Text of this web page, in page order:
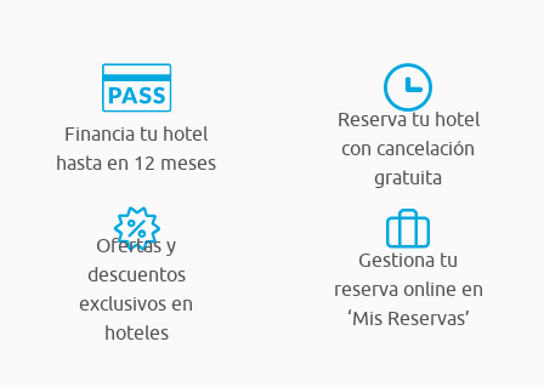
Financia tu hotel
hasta en 12 meses
Reserva tu hotel
con cancelación
gratuita
Ofertas y
descuentos
exclusivos en
hoteles
Gestiona tu
reserva online en
‘Mis Reservas’